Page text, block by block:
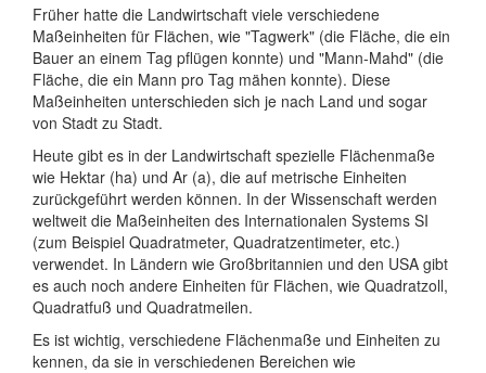
Früher hatte die Landwirtschaft viele verschiedene
Maßeinheiten für Flächen, wie "Tagwerk" (die Fläche, die ein
Bauer an einem Tag pflügen konnte) und "Mann-Mahd" (die
Fläche, die ein Mann pro Tag mähen konnte). Diese
Maßeinheiten unterschieden sich je nach Land und sogar
von Stadt zu Stadt.
Heute gibt es in der Landwirtschaft spezielle Flächenmaße
wie Hektar (ha) und Ar (a), die auf metrische Einheiten
zurückgeführt werden können. In der Wissenschaft werden
weltweit die Maßeinheiten des Internationalen Systems SI
(zum Beispiel Quadratmeter, Quadratzentimeter, etc.)
verwendet. In Ländern wie Großbritannien und den USA gibt
es auch noch andere Einheiten für Flächen, wie Quadratzoll,
Quadratfuß und Quadratmeilen.
Es ist wichtig, verschiedene Flächenmaße und Einheiten zu
kennen, da sie in verschiedenen Bereichen wie